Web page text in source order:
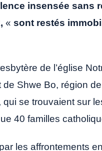
insensée sans
« sont restés
de l’église
Shwe Bo, région
se trouvaient sur
40 familles
les affrontements